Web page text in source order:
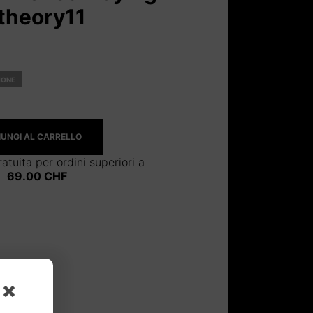
AL CARRELLO
per ordini superiori a
69.00 CHF